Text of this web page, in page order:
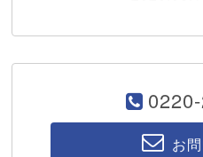
お